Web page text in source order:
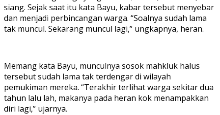
siang. Sejak saat itu kata Bayu, kabar tersebut menyebar
dan menjadi perbincangan warga. “Soalnya sudah lama
tak muncul. Sekarang muncul lagi,” ungkapnya, heran.
Memang kata Bayu, munculnya sosok mahkluk halus
tersebut sudah lama tak terdengar di wilayah
pemukiman mereka. “Terakhir terlihat warga sekitar dua
tahun lalu lah, makanya pada heran kok menampakkan
diri lagi,” ujarnya.